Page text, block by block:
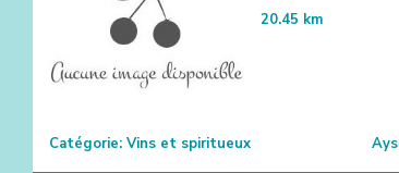
20.45 km
Catégorie: Vins et spiritueux